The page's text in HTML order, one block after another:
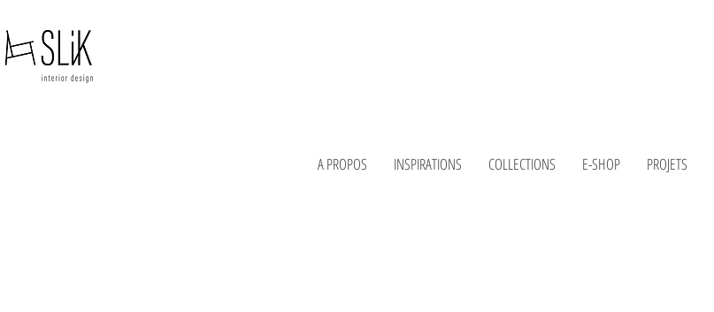
A PROPOS INSPIRATIONS COLLECTIONS E-SHOP PROJETS